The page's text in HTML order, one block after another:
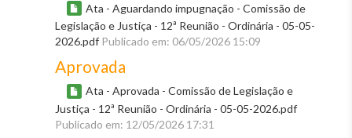
Ata - Aguardando impugnação - Comissão de
Legislação e Justiça - 12ª Reunião - Ordinária - 05-05-
2026.pdf Publicado em: 06/05/2026 15:09
Aprovada
Ata - Aprovada - Comissão de Legislação e
Justiça - 12ª Reunião - Ordinária - 05-05-2026.pdf
Publicado em: 12/05/2026 17:31